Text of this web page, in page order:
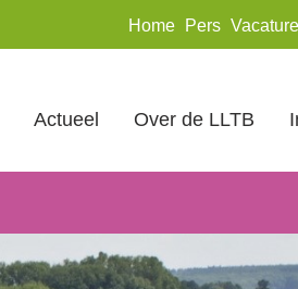
Home Pers
Actueel Over de LLTB